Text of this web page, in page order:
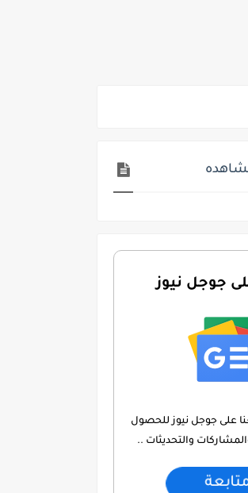
جوجل نيوز
على جوجل نيوز للحصول
والتحديثات ..